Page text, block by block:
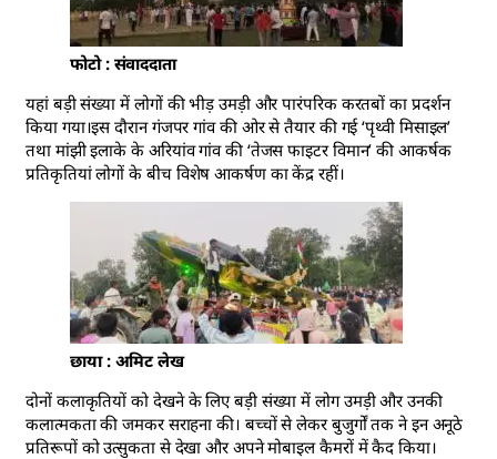
फोटो : संवाददाता
यहां बड़ी संख्या में लोगों की भीड़ उमड़ी और पारंपरिक करतबों का प्रदर्शन
किया गया।इस दौरान गंजपर गांव की ओर से तैयार की गई ‘पृथ्वी मिसाइल’
तथा मांझी इलाके के अरियांव गांव की ‘तेजस फाइटर विमान’ की आकर्षक
प्रतिकृतियां लोगों के बीच विशेष आकर्षण का केंद्र रहीं।
छाया : अमिट लेख
दोनों कलाकृतियों को देखने के लिए बड़ी संख्या में लोग उमड़ी और उनकी
कलात्मकता की जमकर सराहना की। बच्चों से लेकर बुजुर्गों तक ने इन अनूठे
प्रतिरूपों को उत्सुकता से देखा और अपने मोबाइल कैमरों में कैद किया।